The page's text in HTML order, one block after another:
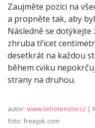
Zaujměte pozici na
a propněte tak, aby
Následně se dotýkejte
zhruba třicet
desetkrát na každou
během cviku
strany na druhou.
autor: www.tehotenstvi.cz |
foto: freepik.com